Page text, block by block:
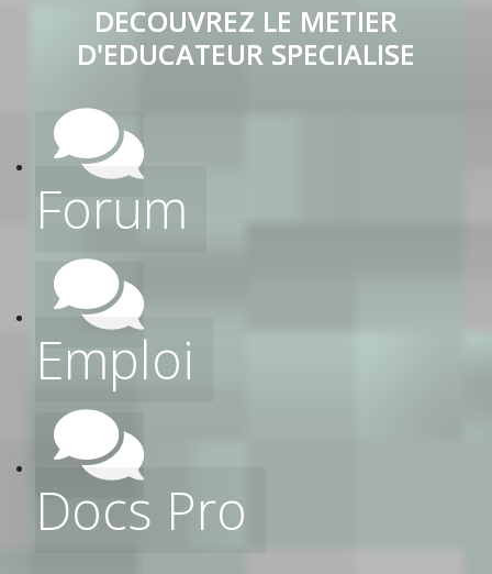
DECOUVREZ LE METIER
D'EDUCATEUR SPECIALISE
Forum
Emploi
Docs Pro